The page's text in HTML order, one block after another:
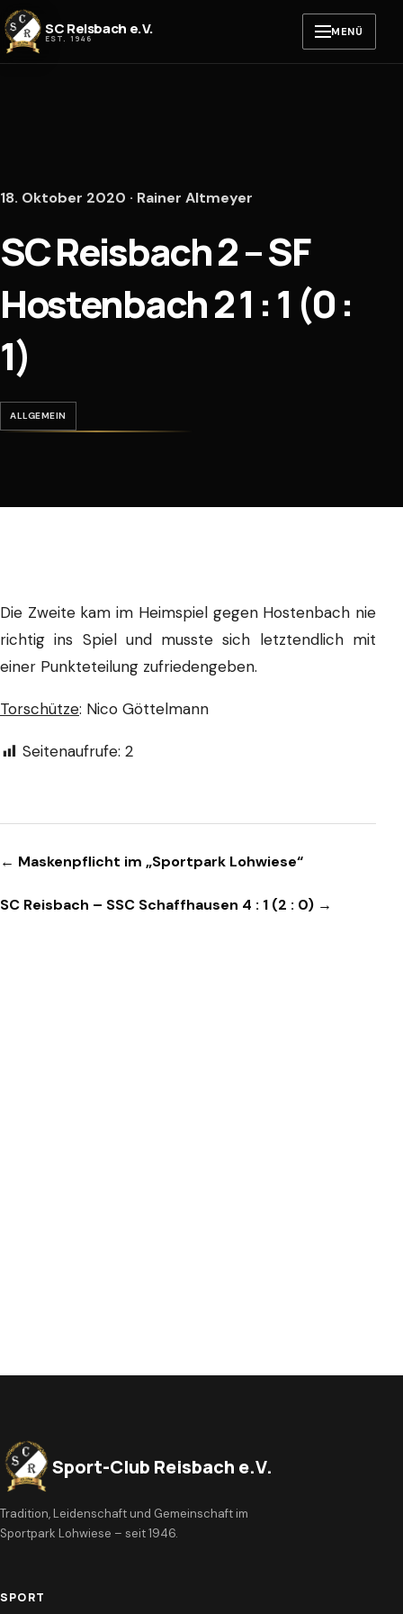
Zum Inhalt springen
SC Reisbach e.V.
EST. 1946 MENÜ
18. Oktober 2020 · Rainer Altmeyer
SC Reisbach 2 – SF
Hostenbach 2 1 : 1 (0 :
1)
ALLGEMEIN
Die Zweite kam im Heimspiel gegen Hostenbach nie
richtig ins Spiel und musste sich letztendlich mit
einer Punkteteilung zufriedengeben.
Torschütze: Nico Göttelmann
Seitenaufrufe: 2
Beitragsnavigation
← Maskenpflicht im „Sportpark Lohwiese“
SC Reisbach – SSC Schaffhausen 4 : 1 (2 : 0) →
Sport-Club Reisbach e.V.
Tradition, Leidenschaft und Gemeinschaft im
Sportpark Lohwiese – seit 1946.
SPORT